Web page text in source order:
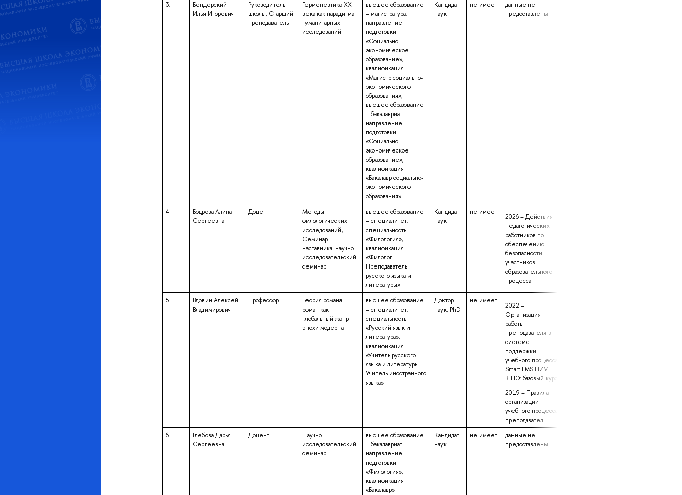
3.
Бендерский
Илья Игоревич
Руководитель
школы, Старший
преподаватель
Герменевтика XX
века как парадигма
гуманитарных
исследований
высшее образование
– магистратура:
направление
подготовки
«Социально-
экономическое
образование»,
квалификация
«Магистр социально-
экономического
образования»;
высшее образование
– бакалавриат:
направление
подготовки
«Социально-
экономическое
образование»,
квалификация
«Бакалавр социально-
экономического
образования»
Кандидат
наук
не имеет
данные не
предоставлены
4.
Бодрова Алина
Сергеевна
Доцент
Методы
филологических
исследований,
Семинар
наставника: научно-
исследовательский
семинар
высшее образование
– специалитет:
специальность
«Филология»,
квалификация
«Филолог.
Преподаватель
русского языка и
литературы»
Кандидат
наук
не имеет
2026 – Действия
педагогических
работников по
обеспечению
безопасности
участников
образовательного
процесса
5.
Вдовин Алексей
Владимирович
Профессор
Теория романа:
роман как
глобальный жанр
эпохи модерна
высшее образование
– специалитет:
специальность
«Русский язык и
литература»,
квалификация
«Учитель русского
языка и литературы.
Учитель иностранного
языка»
Доктор
наук, PhD
не имеет
2022 –
Организация
работы
преподавателя в
системе
поддержки
учебного процесса
Smart LMS НИУ
ВШЭ: базовый курс
2019 – Правила
организации
учебного процесса
преподавател
6.
Глебова Дарья
Сергеевна
Доцент
Научно-
исследовательский
семинар
высшее образование
– бакалавриат:
направление
подготовки
«Филология»,
квалификация
«Бакалавр»
Кандидат
наук
не имеет
данные не
предоставлены